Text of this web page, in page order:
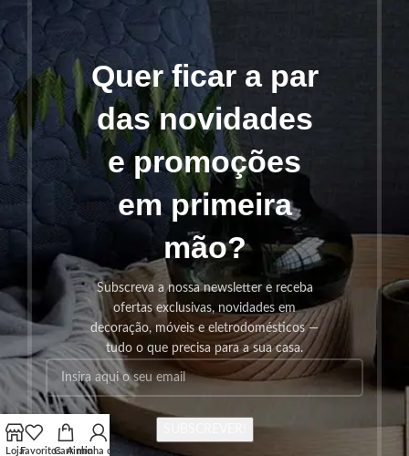
Quer ficar a par
das novidades
e promoções
em primeira
mão?
Subscreva a nossa newsletter e receba
ofertas exclusivas, novidades em
decoração, móveis e eletrodomésticos —
tudo o que precisa para a sua casa.
LojaFavoritosCarrinho
A minha conta